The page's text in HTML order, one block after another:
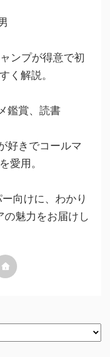
ンプが得意で初
く解説。
鑑賞、読書
好きでコールマ
愛用。
向けに、わかり
魅力をお届けし